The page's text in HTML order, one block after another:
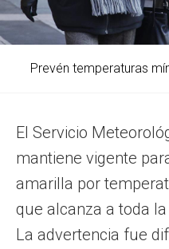
Prevén temperaturas
El Servicio
mantiene vigente
amarilla por
que alcanza a toda
La advertencia fue